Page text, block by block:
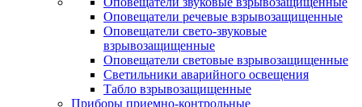
Оповещатели речевые взрывозащищенные
Оповещатели свето-звуковые
взрывозащищенные
Оповещатели световые взрывозащищенные
Светильники аварийного освещения
Табло взрывозащищенные
Приборы приемно-контрольные